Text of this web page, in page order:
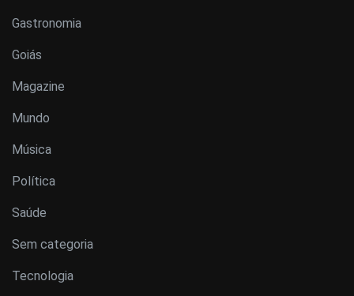
Gastronomia
Goiás
Magazine
Mundo
Música
Política
Saúde
Sem categoria
Tecnologia